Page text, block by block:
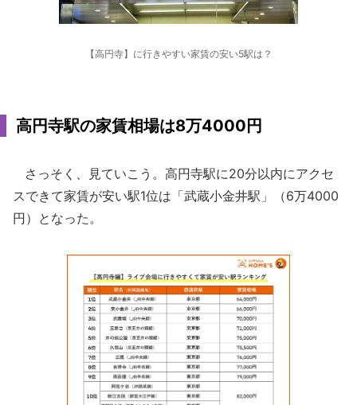
【高円寺】に行きやすい家賃の安い5駅は？
高円寺駅の家賃相場は8万4000円
さっそく、見ていこう。高円寺駅に20分以内にアクセ
スできて家賃が安い駅1位は「武蔵小金井駅」（6万4000
円）となった。